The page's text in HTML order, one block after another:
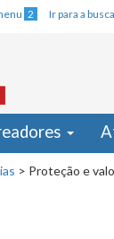
2 Ir para a busca
> Proteção e